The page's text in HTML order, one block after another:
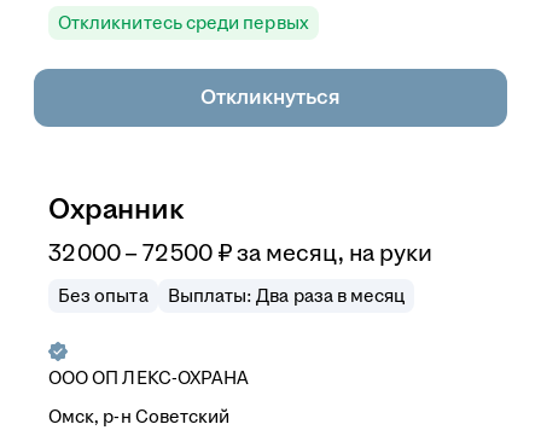
Откликнитесь среди первых
Откликнуться
Охранник
32 000–72 500 ₽ за месяц, на руки
Без опыта Выплаты: Два раза в месяц
ООООП ЛЕКС-ОХРАНА
Омск, р-н Советский